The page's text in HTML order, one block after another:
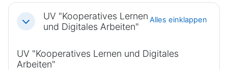
Abschnittsübersicht
Einklappen
UV "Kooperatives Lernen
und Digitales Arbeiten"
Alles einklappen
UV "Kooperatives Lernen und Digitales
Arbeiten"